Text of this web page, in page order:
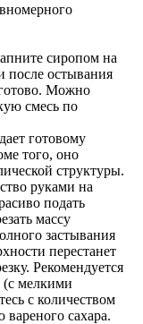
сиропом на
после остывания
готово. Можно
смесь по
готовому
того, оно
структуры.
руками на
подать
массу
застывания
перестанет
Рекомендуется
(с мелкими
с количеством
сахара.